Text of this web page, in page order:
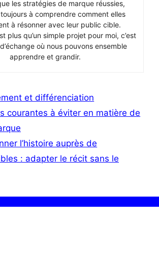
les stratégies de marque réussies,
à comprendre comment elles
à résonner avec leur public cible.
plus qu’un simple projet pour moi, c’est
où nous pouvons ensemble
apprendre et grandir.
et différenciation
courantes à éviter en matière de
l’histoire auprès de
: adapter le récit sans le